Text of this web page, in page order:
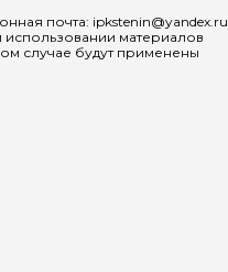
почта: ipkstenin@yandex.ru,
материалов
случае будут применены